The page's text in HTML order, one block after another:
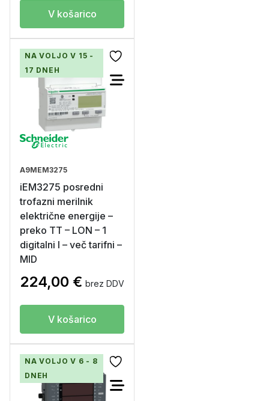
V košarico
NA VOLJO V 15 -
17 DNEH
A9MEM3275
iEM3275 posredni
trofazni merilnik
električne energije –
preko TT – LON – 1
digitalni I – več tarifni –
MID
224,00 € brez DDV
V košarico
NA VOLJO V 6 - 8
DNEH